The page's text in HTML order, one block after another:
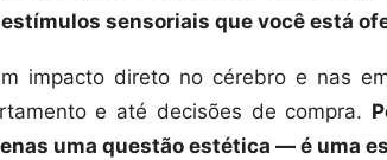
sensoriais que você está
impacto direto no cérebro e nas
e até decisões de compra.
uma questão estética — é uma